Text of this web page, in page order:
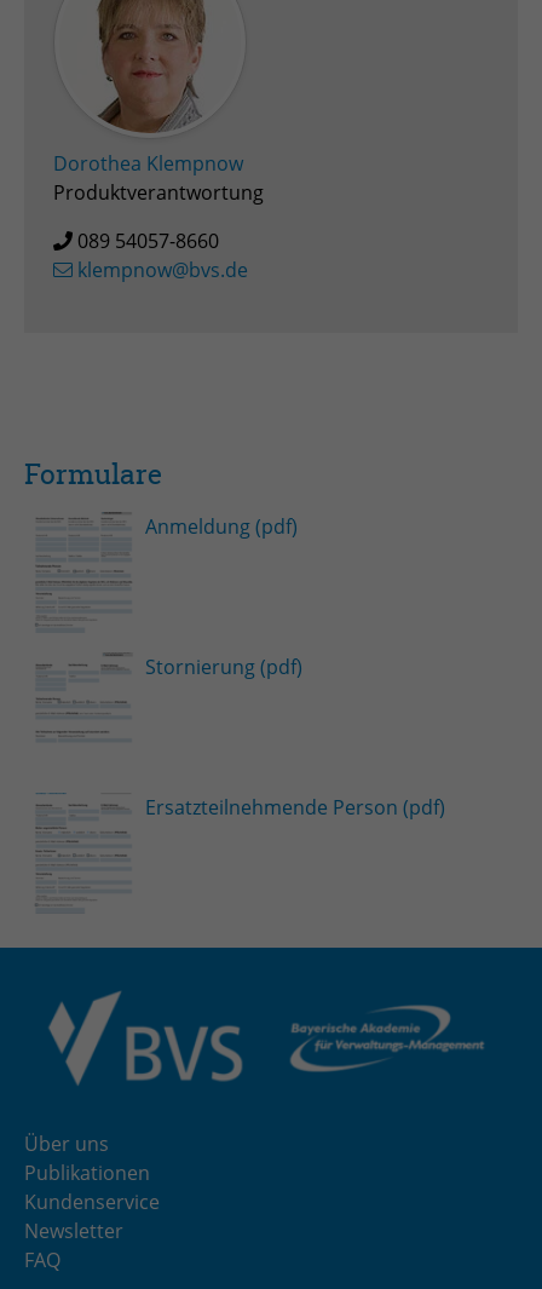
Dorothea Klempnow
Produktverantwortung
089 54057-8660
klempnow@bvs.de
Formulare
Anmeldung (pdf)
Stornierung (pdf)
Ersatzteilnehmende Person (pdf)
Über uns
Publikationen
Kundenservice
Newsletter
FAQ